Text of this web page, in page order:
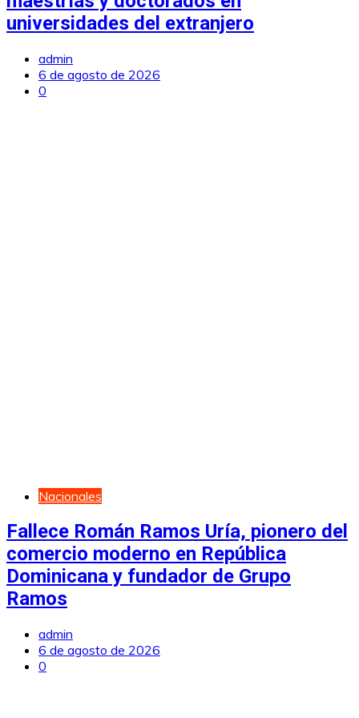
universidades del extranjero
admin
6 de agosto de 2026
0
Nacionales
Fallece Román Ramos Uría, pionero del
comercio moderno en República
Dominicana y fundador de Grupo
Ramos
admin
6 de agosto de 2026
0